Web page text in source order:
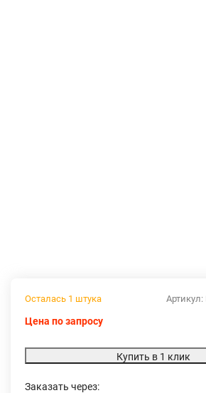
Артикул:
Осталась 1 штука
Цена по запросу
Купить в 1 клик
Заказать через: